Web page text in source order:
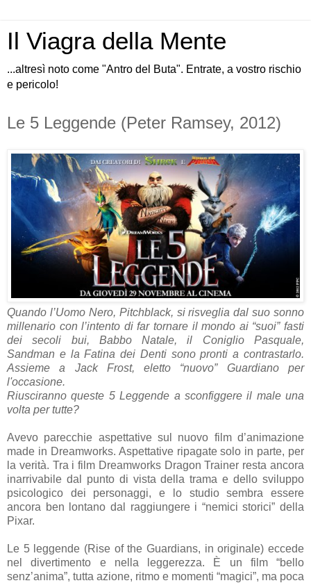
Il Viagra della Mente
...altresì noto come "Antro del Buta". Entrate, a vostro rischio
e pericolo!
Le 5 Leggende (Peter Ramsey, 2012)
Quando l’Uomo Nero, Pitchblack, si risveglia dal suo sonno
millenario con l’intento di far tornare il mondo ai “suoi” fasti
dei secoli bui, Babbo Natale, il Coniglio Pasquale,
Sandman e la Fatina dei Denti sono pronti a contrastarlo.
Assieme a Jack Frost, eletto “nuovo” Guardiano per
l'occasione.
Riusciranno queste 5 Leggende a sconfiggere il male una
volta per tutte?
Avevo parecchie aspettative sul nuovo film d’animazione
made in Dreamworks. Aspettative ripagate solo in parte, per
la verità. Tra i film Dreamworks Dragon Trainer resta ancora
inarrivabile dal punto di vista della trama e dello sviluppo
psicologico dei personaggi, e lo studio sembra essere
ancora ben lontano dal raggiungere i “nemici storici” della
Pixar.
Le 5 leggende (Rise of the Guardians, in originale) eccede
nel divertimento e nella leggerezza. È un film “bello
senz’anima”, tutta azione, ritmo e momenti “magici”, ma poca